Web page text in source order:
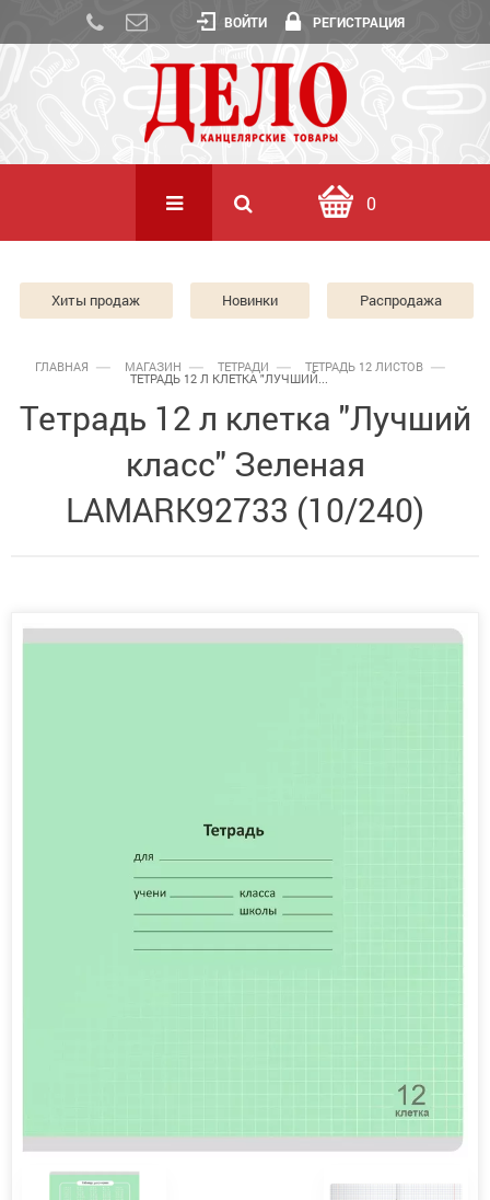
ВОЙТИ РЕГИСТРАЦИЯ
0
Хиты продаж Новинки Распродажа
ГЛАВНАЯ МАГАЗИН ТЕТРАДИ ТЕТРАДЬ 12 ЛИСТОВ
ТЕТРАДЬ 12 Л КЛЕТКА "ЛУЧШИЙ...
Тетрадь 12 л клетка "Лучший
класс" Зеленая
LAMARK92733 (10/240)